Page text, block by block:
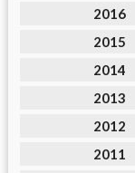
2016
2015
2014
2013
2012
2011